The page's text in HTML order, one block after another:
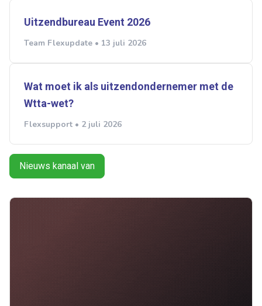
Uitzendbureau Event 2026
Team Flexupdate • 13 juli 2026
Wat moet ik als uitzendondernemer met de
Wtta-wet?
Flexsupport • 2 juli 2026
Nieuws kanaal van